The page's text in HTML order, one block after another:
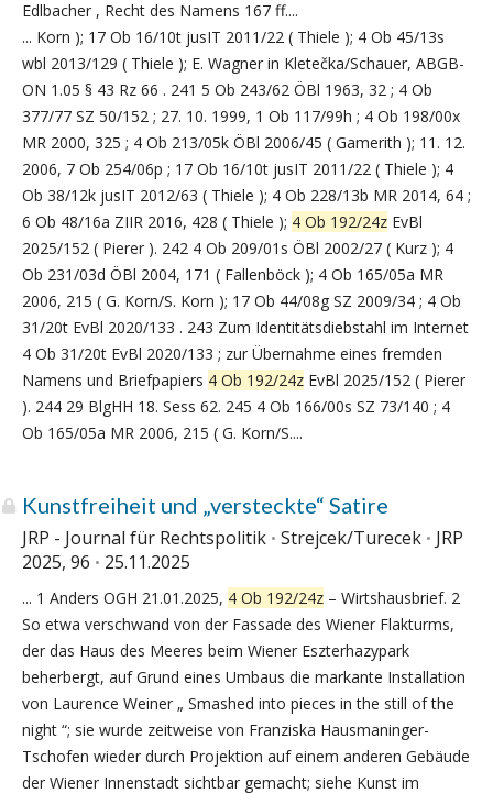
Edlbacher , Recht des Namens 167 ff....
... Korn ); 17 Ob 16/10t jusIT 2011/22 ( Thiele ); 4 Ob 45/13s
wbl 2013/129 ( Thiele ); E. Wagner in Kletečka/Schauer, ABGB-
ON 1.05 § 43 Rz 66 . 241 5 Ob 243/62 ÖBl 1963, 32 ; 4 Ob
377/77 SZ 50/152 ; 27. 10. 1999, 1 Ob 117/99h ; 4 Ob 198/00x
MR 2000, 325 ; 4 Ob 213/05k ÖBl 2006/45 ( Gamerith ); 11. 12.
2006, 7 Ob 254/06p ; 17 Ob 16/10t jusIT 2011/22 ( Thiele ); 4
Ob 38/12k jusIT 2012/63 ( Thiele ); 4 Ob 228/13b MR 2014, 64 ;
6 Ob 48/16a ZIIR 2016, 428 ( Thiele ); 4 Ob 192/24z EvBl
2025/152 ( Pierer ). 242 4 Ob 209/01s ÖBl 2002/27 ( Kurz ); 4
Ob 231/03d ÖBl 2004, 171 ( Fallenböck ); 4 Ob 165/05a MR
2006, 215 ( G. Korn/S. Korn ); 17 Ob 44/08g SZ 2009/34 ; 4 Ob
31/20t EvBl 2020/133 . 243 Zum Identitätsdiebstahl im Internet
4 Ob 31/20t EvBl 2020/133 ; zur Übernahme eines fremden
Namens und Briefpapiers 4 Ob 192/24z EvBl 2025/152 ( Pierer
). 244 29 BlgHH 18. Sess 62. 245 4 Ob 166/00s SZ 73/140 ; 4
Ob 165/05a MR 2006, 215 ( G. Korn/S....
Kunstfreiheit und „versteckte“ Satire
JRP - Journal für Rechtspolitik Strejcek/Turecek
JRP
2025, 96
25.11.2025
... 1 Anders OGH 21.01.2025, 4 Ob 192/24z – Wirtshausbrief. 2
So etwa verschwand von der Fassade des Wiener Flakturms,
der das Haus des Meeres beim Wiener Eszterhazypark
beherbergt, auf Grund eines Umbaus die markante Installation
von Laurence Weiner „ Smashed into pieces in the still of the
night “; sie wurde zeitweise von Franziska Hausmaninger-
Tschofen wieder durch Projektion auf einem anderen Gebäude
der Wiener Innenstadt sichtbar gemacht; siehe Kunst im